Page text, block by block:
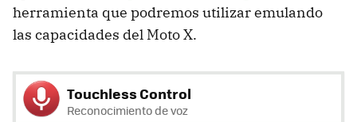
herramienta que podremos utilizar emulando
las capacidades del Moto X.
Touchless Control
Reconocimiento de voz